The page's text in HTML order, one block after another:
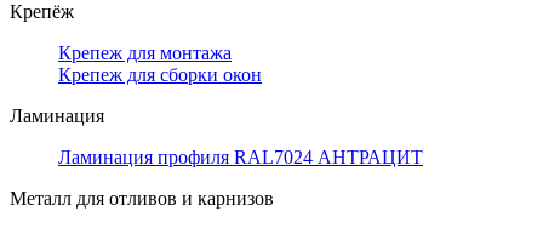
Крепёж
Крепеж для монтажа
Крепеж для сборки окон
Ламинация
Ламинация профиля RAL7024 АНТРАЦИТ
Металл для отливов и карнизов